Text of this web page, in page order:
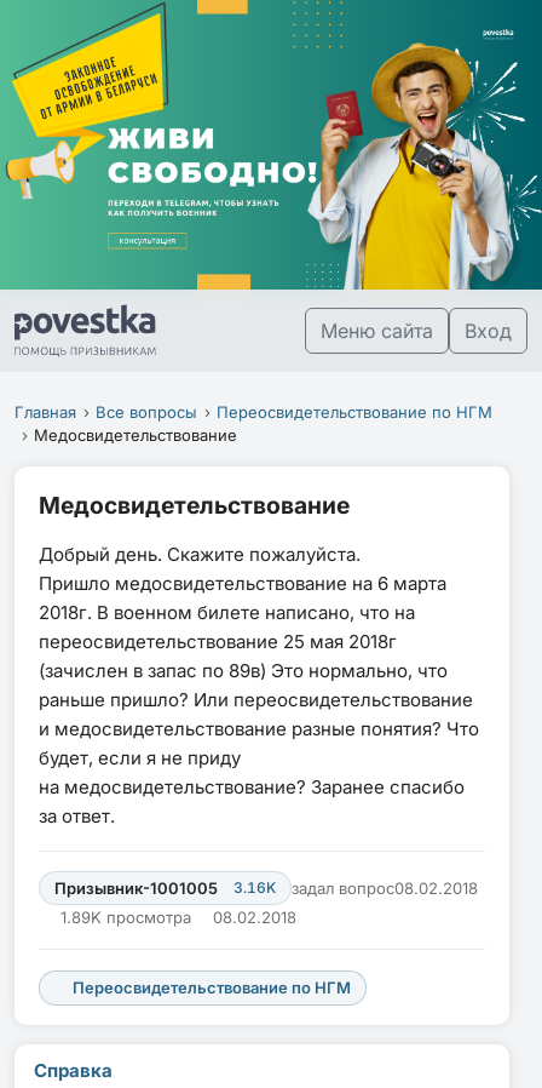
Меню сайта Вход
Главная Все вопросы
Переосвидетельствование по НГМ
Медосвидетельствование
Медосвидетельствование
Добрый день. Скажите пожалуйста.
Пришло медосвидетельствование на 6 марта
2018г. В военном билете написано, что на
переосвидетельствование 25 мая 2018г
(зачислен в запас по 89в) Это нормально, что
раньше пришло? Или переосвидетельствование
и медосвидетельствование разные понятия? Что
будет, если я не приду
на медосвидетельствование? Заранее спасибо
за ответ.
Призывник-1001005 3.16K задал вопрос08.02.2018
1.89K просмотра
08.02.2018
Переосвидетельствование по НГМ
Справка